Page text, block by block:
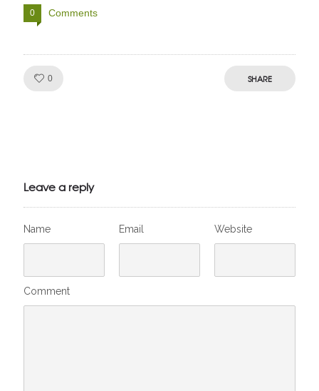
0 Comments
0 SHARE
Leave a reply
Name Email Website
Comment